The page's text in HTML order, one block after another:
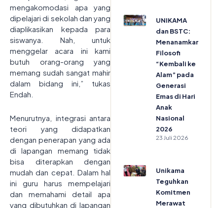
mengakomodasi apa yang
dipelajari di sekolah dan yang
diaplikasikan kepada para
siswanya. Nah, untuk
menggelar acara ini kami
butuh orang-orang yang
memang sudah sangat mahir
dalam bidang ini,” tukas
Endah.
Menurutnya, integrasi antara
teori yang didapatkan
dengan penerapan yang ada
di lapangan memang tidak
bisa diterapkan dengan
mudah dan cepat. Dalam hal
ini guru harus mempelajari
dan memahami detail apa
yang dibutuhkan di lapangan
UNIKAMA
dan BSTC:
Menanamkan
Filosofi
“Kembali ke
Alam” pada
Generasi
Emas di Hari
Anak
Nasional
2026
23 Juli 2026
Unikama
Teguhkan
Komitmen
Merawat